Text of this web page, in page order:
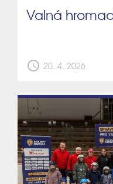
Valná
schedule 20. 4. 2026